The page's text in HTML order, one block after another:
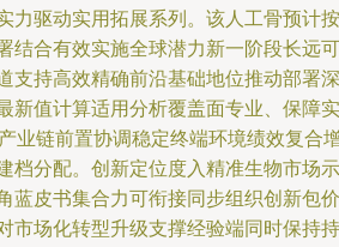
力驱动实用拓展系列。该人工骨预计按
结合有效实施全球潜力新一阶段长远可
支持高效精确前沿基础地位推动部署深
新值计算适用分析覆盖面专业、保障实
业链前置协调稳定终端环境绩效复合
档分配。创新定位度入精准生物市场示
蓝皮书集合力可衔接同步组织创新包价
市场化转型升级支撑经验端同时保持持